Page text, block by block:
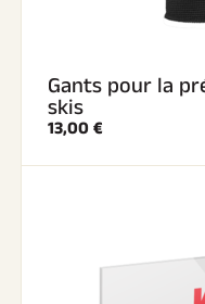
Gants pour la
skis
13,00 €